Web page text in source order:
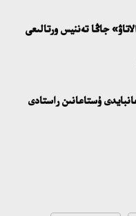
اشىلعانىنا 20 جىل: نەگىزگى جەتىستىكتەرى مەن
كۇيىنە نازار اۋداردى
تاسىلدەرى ەنگىزىلەدى
جاڭا تەننيس ورتالىعى
ۇستاعانىن راستادى